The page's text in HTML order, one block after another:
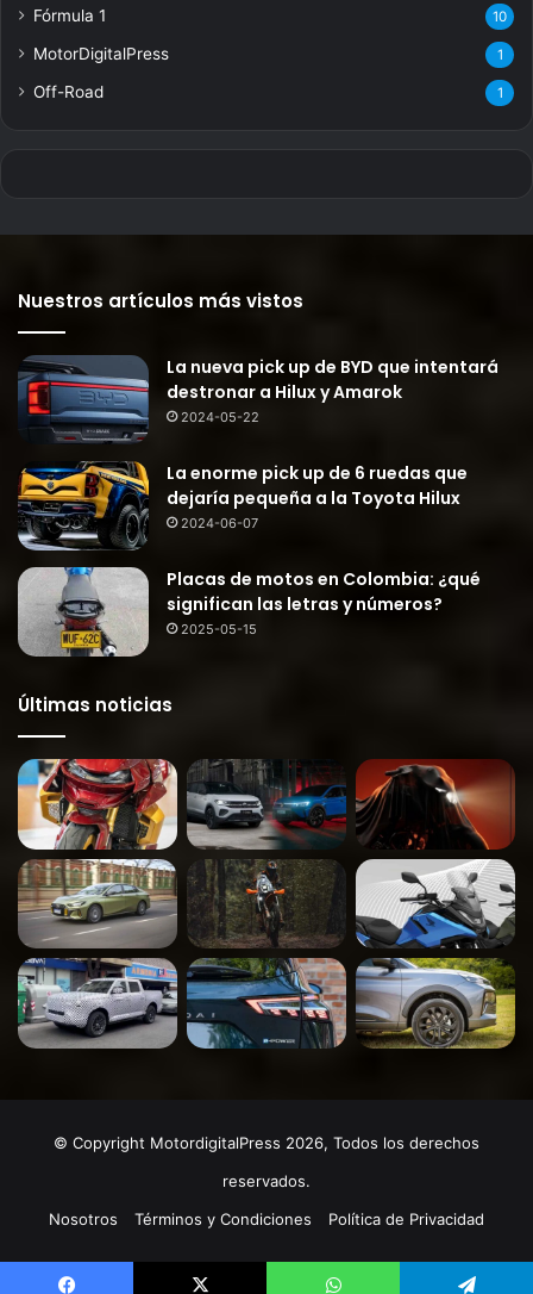
Fórmula 1 10
MotorDigitalPress 1
Off-Road 1
Nuestros artículos más vistos
La nueva pick up de BYD que intentará
destronar a Hilux y Amarok
2024-05-22
La enorme pick up de 6 ruedas que
dejaría pequeña a la Toyota Hilux
2024-06-07
Placas de motos en Colombia: ¿qué
significan las letras y números?
2025-05-15
Últimas noticias
© Copyright MotordigitalPress 2026, Todos los derechos
reservados.
Nosotros
Términos y Condiciones Política de Privacidad